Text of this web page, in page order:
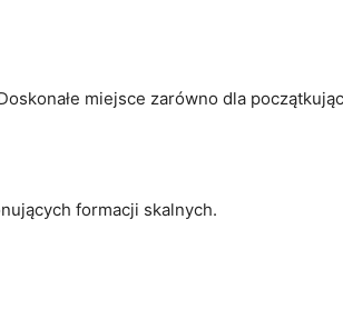
miejsce zarówno dla
formacji skalnych.